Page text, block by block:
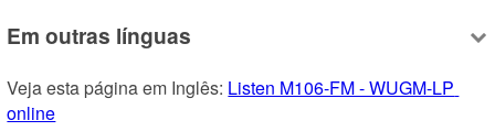
Em outras línguas
Veja esta página em Inglês: Listen M106-FM - WUGM-LP
online